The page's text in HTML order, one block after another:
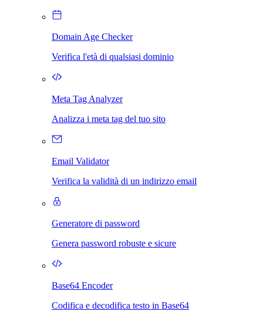
Domain Age Checker
Verifica l'età di qualsiasi dominio
Meta Tag Analyzer
Analizza i meta tag del tuo sito
Email Validator
Verifica la validità di un indirizzo email
Generatore di password
Genera password robuste e sicure
Base64 Encoder
Codifica e decodifica testo in Base64